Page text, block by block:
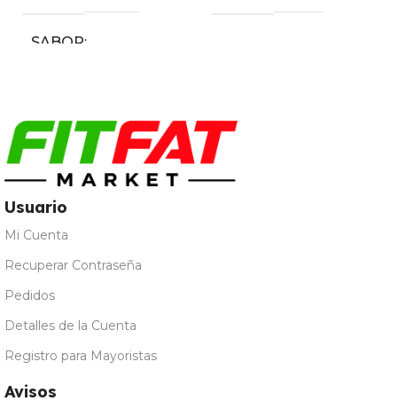
SABOR
Usuario
Mi Cuenta
Recuperar Contraseña
Pedidos
Detalles de la Cuenta
Registro para Mayoristas
Avisos